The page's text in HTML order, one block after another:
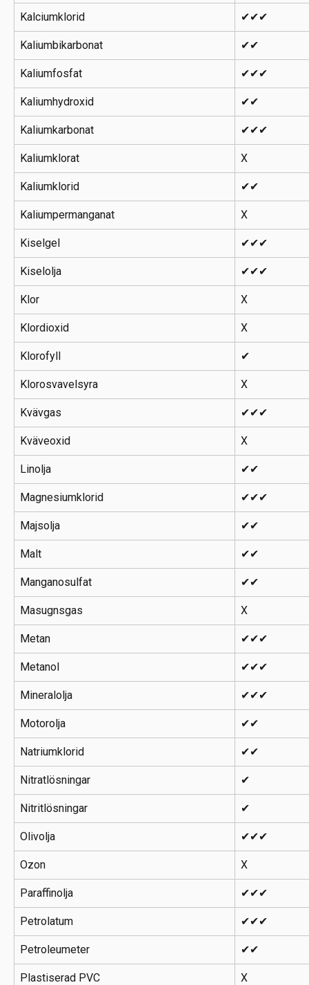
Kalciumklorid ✔✔✔
Kaliumbikarbonat ✔✔
Kaliumfosfat ✔✔✔
Kaliumhydroxid ✔✔
Kaliumkarbonat ✔✔✔
Kaliumklorat X
Kaliumklorid ✔✔
Kaliumpermanganat X
Kiselgel ✔✔✔
Kiselolja ✔✔✔
Klor X
Klordioxid X
Klorofyll ✔
Klorosvavelsyra X
Kvävgas ✔✔✔
Kväveoxid X
Linolja ✔✔
Magnesiumklorid ✔✔✔
Majsolja ✔✔
Malt ✔✔
Manganosulfat ✔✔
Masugnsgas X
Metan ✔✔✔
Metanol ✔✔✔
Mineralolja ✔✔✔
Motorolja ✔✔
Natriumklorid ✔✔
Nitratlösningar ✔
Nitritlösningar ✔
Olivolja ✔✔✔
Ozon X
Paraffinolja ✔✔✔
Petrolatum ✔✔✔
Petroleumeter ✔✔
Plastiserad PVC X